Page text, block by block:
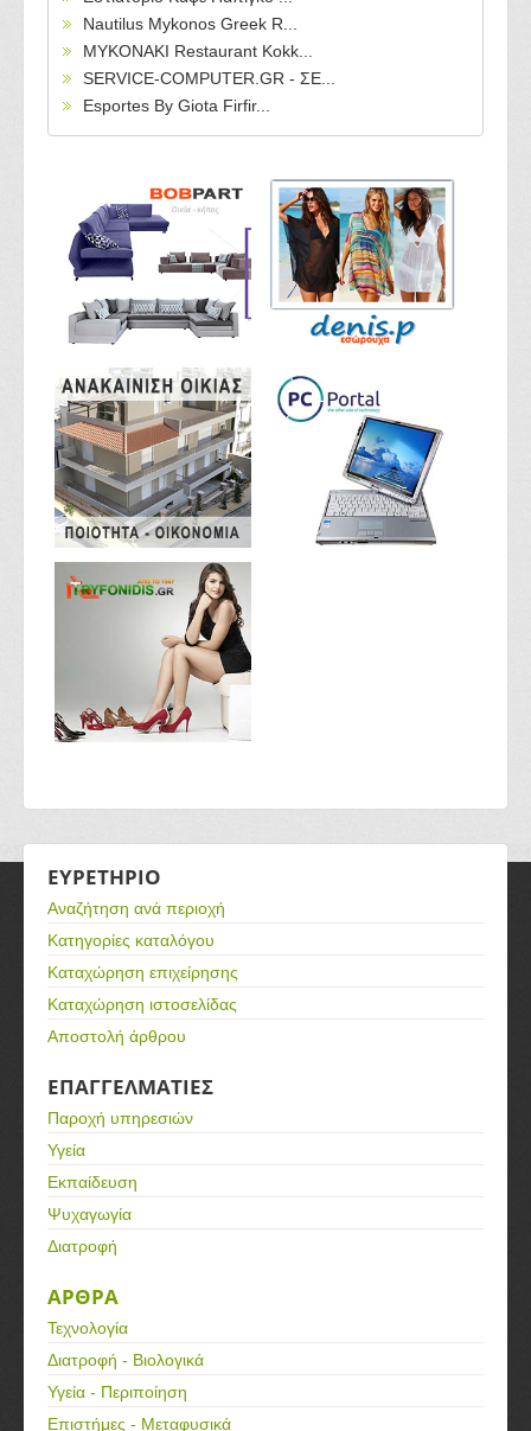
Nautilus Mykonos Greek R...
MYKONAKI Restaurant Kokk...
SERVICE-COMPUTER.GR - ΣΕ...
Esportes By Giota Firfir...
ΕΥΡΕΤΗΡΙΟ
Αναζήτηση ανά περιοχή
Κατηγορίες καταλόγου
Καταχώρηση επιχείρησης
Καταχώρηση ιστοσελίδας
Αποστολή άρθρου
ΕΠΑΓΓΕΛΜΑΤΙΕΣ
Παροχή υπηρεσιών
Υγεία
Εκπαίδευση
Ψυχαγωγία
Διατροφή
ΑΡΘΡΑ
Τεχνολογία
Διατροφή - Βιολογικά
Υγεία - Περιποίηση
Επιστήμες - Μεταφυσικά